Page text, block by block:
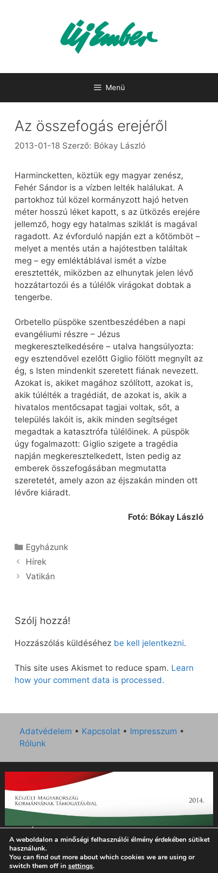
Menü
Az összefogás erejéről
2013-01-18 Szerző: Bókay László
Harmincketten, köztük egy magyar zenész,
Fehér Sándor is a vízben lelték halálukat. A
partokhoz túl közel kormányzott hajó hetven
méter hosszú léket kapott, s az ütközés erejére
jellemző, hogy egy hatalmas sziklát is magával
ragadott. Az évforduló napján ezt a kőtömböt –
melyet a mentés után a hajótestben találtak
meg – egy emléktáblával ismét a vízbe
eresztették, miközben az elhunytak jelen lévő
hozzátartozói és a túlélők virágokat dobtak a
tengerbe.
Orbetello püspöke szentbeszédében a napi
evangéliumi részre – Jézus
megkeresztelkedésére – utalva hangsúlyozta:
egy esztendővel ezelőtt Giglio fölött megnyílt az
ég, s Isten mindenkit szeretett fiának nevezett.
Azokat is, akiket magához szólított, azokat is,
akik túlélték a tragédiát, de azokat is, akik a
hivatalos mentőcsapat tagjai voltak, sőt, a
település lakóit is, akik minden segítséget
megadtak a katasztrófa túlélőinek. A püspök
úgy fogalmazott: Giglio szigete a tragédia
napján megkeresztelkedett, Isten pedig az
emberek összefogásában megmutatta
szeretetét, amely azon az éjszakán minden ott
lévőre kiáradt.
Fotó: Bókay László
Kategória
Egyházunk
Hírek
Vatikán
Szólj hozzá!
Hozzászólás küldéséhez be kell jelentkezni.
This site uses Akismet to reduce spam. Learn
how your comment data is processed.
Adatvédelem • Kapcsolat • Impresszum •
Rólunk
„Az Új Ember katolikus hetilap 2014. évi működésének
támogatását az EGYH-KCP-14-P-0121 sz. támogatási
szerződés keretében 3 000 000 Ft összegben támogatta az
Emberi Erőforrások Minisztériuma.”
A weboldalon a minőségi felhasználói élmény érdekében sütiket
használunk.
You can find out more about which cookies we are using or
switch them off in settings.